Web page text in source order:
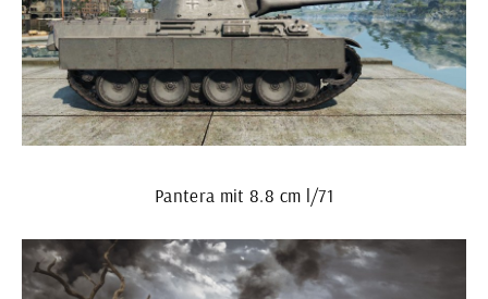
Pantera mit 8.8 cm l/71